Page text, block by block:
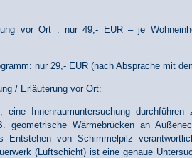
vor Ort : nur 49,- EUR – je
nur 29,- EUR (nach Absprache mit
/ Erläuterung vor Ort:
eine Innenraumuntersuchung
geometrische Wärmebrücken an
von Schimmelpilz
(Luftschicht) ist eine genaue